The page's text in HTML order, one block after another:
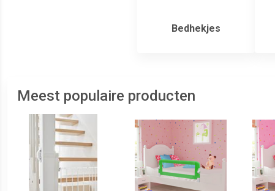
Bedhekjes
Meest populaire producten